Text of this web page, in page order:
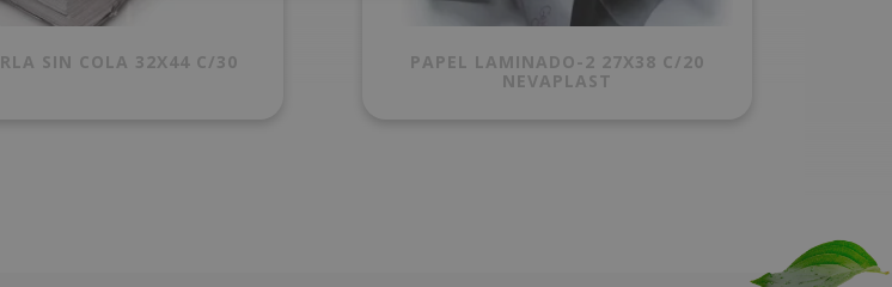
SIN COLA 32X44 C/30
PAPEL LAMINADO-2 27X38 C/20
NEVAPLAST